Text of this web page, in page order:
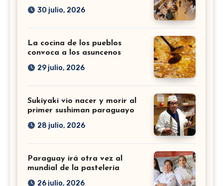
30 julio, 2026
La cocina de los pueblos
convoca a los asuncenos
29 julio, 2026
Sukiyaki vio nacer y morir al
primer sushiman paraguayo
28 julio, 2026
Paraguay irá otra vez al
mundial de la pastelería
26 julio, 2026